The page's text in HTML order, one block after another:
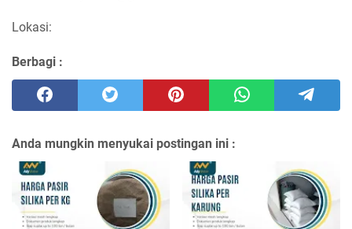
Lokasi:
Berbagi :
Anda mungkin menyukai postingan ini :